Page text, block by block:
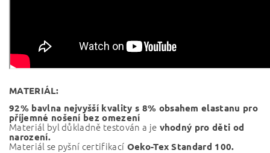
MATERIÁL:
92% bavlna nejvyšší kvality s 8% obsahem elastanu pro
příjemné nošení bez omezení
Materiál byl důkladně testován a je vhodný pro děti od
narození.
Materiál se pyšní certifikací Oeko-Tex Standard 100.